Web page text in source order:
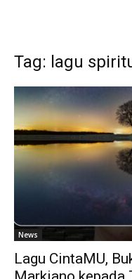
Tag: lagu
News
Lagu CintaMU,